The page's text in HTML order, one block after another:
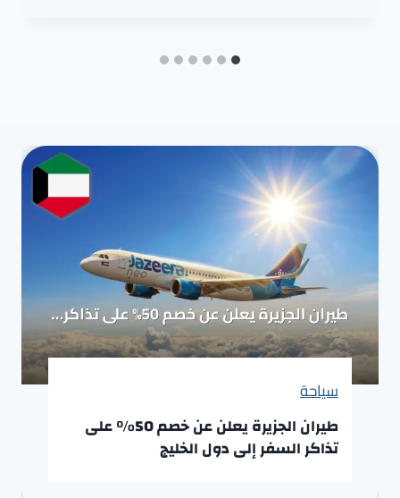
سياحة
طيران الجزيرة يعلن عن خصم 50% على
تذاكر السفر إلى دول الخليج